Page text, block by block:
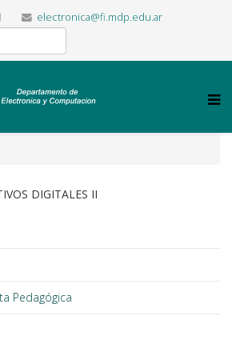
electronica@fi.mdp.edu.ar
DIGITALES II
Pedagógica